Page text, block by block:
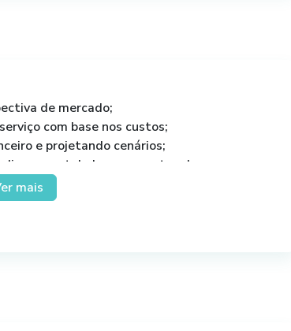
de mercado;
com base nos custos;
e projetando cenários;
para estabelecer as metas da
base nas análises financeiras;
mais